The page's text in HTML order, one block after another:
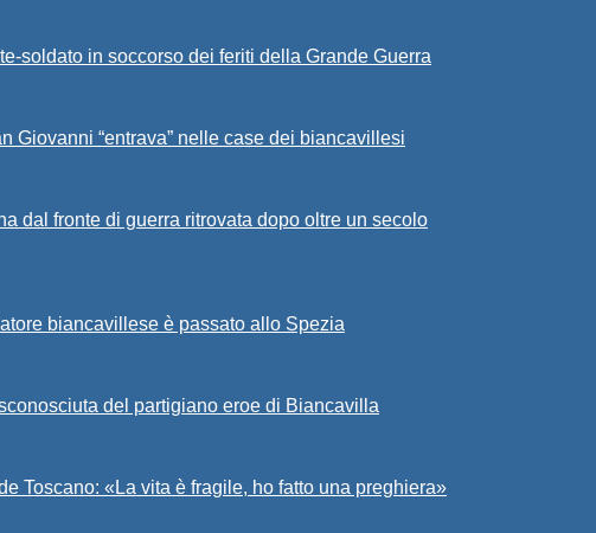
soldato in soccorso dei feriti della Grande Guerra
Giovanni “entrava” nelle case dei biancavillesi
dal fronte di guerra ritrovata dopo oltre un secolo
biancavillese è passato allo Spezia
del partigiano eroe di Biancavilla
Toscano: «La vita è fragile, ho fatto una preghiera»